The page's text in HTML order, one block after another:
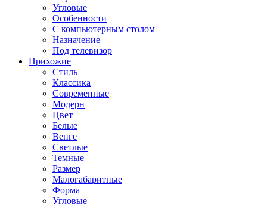
Угловые
Особенности
С компьютерным столом
Назначение
Под телевизор
Прихожие
Стиль
Классика
Современные
Модерн
Цвет
Белые
Венге
Светлые
Темные
Размер
Малогабаритные
Форма
Угловые